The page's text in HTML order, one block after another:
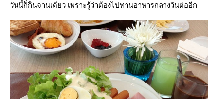
วันนี้ก็กินจานเดียว เพราะรู้ว่าต้องไปทานอาหารกลางวันต่ออีก